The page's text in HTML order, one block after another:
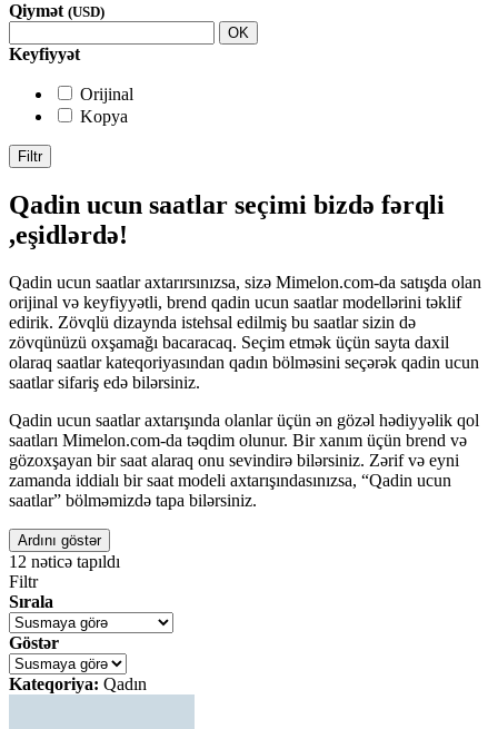
Qiymət (USD)
OK
Keyfiyyət
Orijinal
Kopya
Filtr
Qadin ucun saatlar seçimi bizdə fərqli
,eşidlərdə!
Qadin ucun saatlar axtarırsınızsa, sizə Mimelon.com-da satışda olan
orijinal və keyfiyyətli, brend qadin ucun saatlar modellərini təklif
edirik. Zövqlü dizaynda istehsal edilmiş bu saatlar sizin də
zövqünüzü oxşamağı bacaracaq. Seçim etmək üçün sayta daxil
olaraq saatlar kateqoriyasından qadın bölməsini seçərək qadin ucun
saatlar sifariş edə bilərsiniz.
Qadin ucun saatlar axtarışında olanlar üçün ən gözəl hədiyyəlik qol
saatları Mimelon.com-da təqdim olunur. Bir xanım üçün brend və
gözoxşayan bir saat alaraq onu sevindirə bilərsiniz. Zərif və eyni
zamanda iddialı bir saat modeli axtarışındasınızsa, “Qadin ucun
saatlar” bölməmizdə tapa bilərsiniz.
Ardını göstər
12 nəticə tapıldı
Filtr
Sırala
Göstər
Kateqoriya: Qadın